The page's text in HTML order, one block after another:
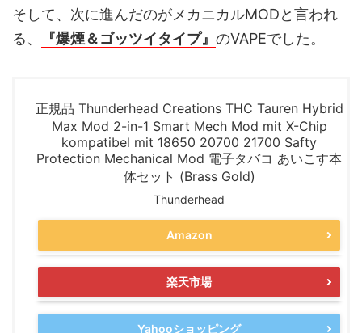
そして、次に進んだのがメカニカルMODと言われ
る、
『爆煙＆ゴッツイタイプ』 のVAPEでした。
正規品 Thunderhead Creations THC Tauren Hybrid
Max Mod 2-in-1 Smart Mech Mod mit X-Chip
kompatibel mit 18650 20700 21700 Safty
Protection Mechanical Mod 電子タバコ あいこす本
体セット (Brass Gold)
Thunderhead
Amazon
楽天市場
Yahooショッピング